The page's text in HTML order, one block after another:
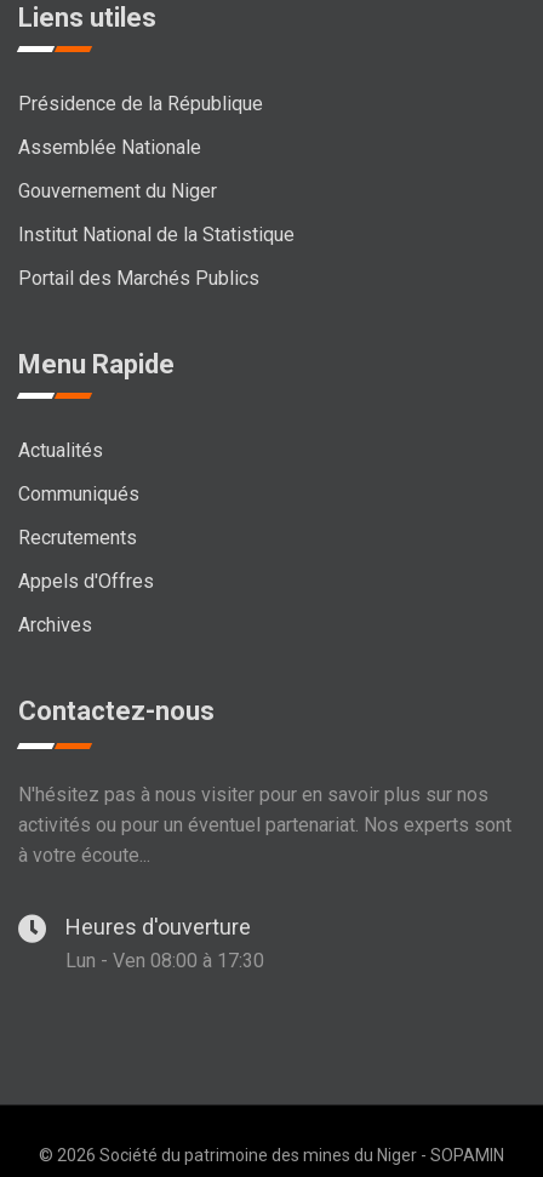
Liens utiles
Présidence de la République
Assemblée Nationale
Gouvernement du Niger
Institut National de la Statistique
Portail des Marchés Publics
Menu Rapide
Actualités
Communiqués
Recrutements
Appels d'Offres
Archives
Contactez-nous
N'hésitez pas à nous visiter pour en savoir plus sur nos
activités ou pour un éventuel partenariat. Nos experts sont
à votre écoute...
Heures d'ouverture
Lun - Ven 08:00 à 17:30
© 2026 Société du patrimoine des mines du Niger - SOPAMIN